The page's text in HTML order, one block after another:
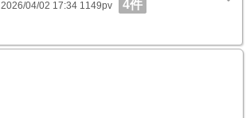
2026/04/02 17:34 1149pv 4件